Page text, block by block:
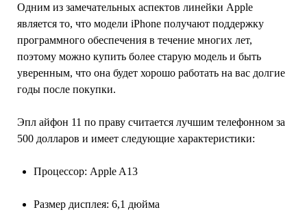
Одним из замечательных аспектов линейки Apple
является то, что модели iPhone получают поддержку
программного обеспечения в течение многих лет,
поэтому можно купить более старую модель и быть
уверенным, что она будет хорошо работать на вас долгие
годы после покупки.
Эпл айфон 11 по праву считается лучшим телефонном за
500 долларов и имеет следующие характеристики:
Процессор: Apple A13
Размер дисплея: 6,1 дюйма